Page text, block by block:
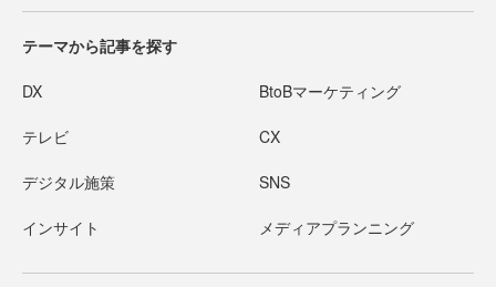
テーマから記事を探す
DX BtoBマーケティング
テレビ CX
デジタル施策 SNS
インサイト メディアプランニング